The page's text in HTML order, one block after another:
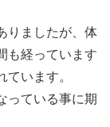
りましたが、体
も経っています
います。
っている事に期